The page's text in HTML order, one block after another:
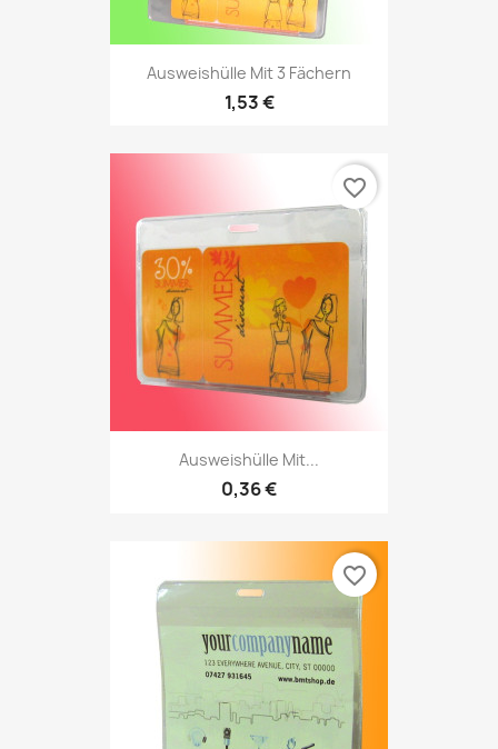
Ausweishülle Mit 3 Fächern
1,53 €
Ausweishülle Mit...
0,36 €
favorite_border
favorite_border